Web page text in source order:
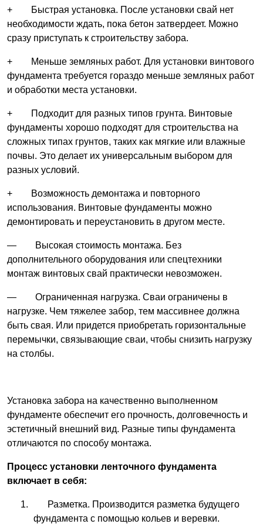
+ Быстрая установка. После установки свай нет
необходимости ждать, пока бетон затвердеет. Можно
сразу приступать к строительству забора.
+ Меньше земляных работ. Для установки винтового
фундамента требуется гораздо меньше земляных работ
и обработки места установки.
+ Подходит для разных типов грунта. Винтовые
фундаменты хорошо подходят для строительства на
сложных типах грунтов, таких как мягкие или влажные
почвы. Это делает их универсальным выбором для
разных условий.
+ Возможность демонтажа и повторного
использования. Винтовые фундаменты можно
демонтировать и переустановить в другом месте.
— Высокая стоимость монтажа. Без
дополнительного оборудования или спецтехники
монтаж винтовых свай практически невозможен.
— Ограниченная нагрузка. Сваи ограничены в
нагрузке. Чем тяжелее забор, тем массивнее должна
быть свая. Или придется приобретать горизонтальные
перемычки, связывающие сваи, чтобы снизить нагрузку
на столбы.
Установка забора на качественно выполненном
фундаменте обеспечит его прочность, долговечность и
эстетичный внешний вид. Разные типы фундамента
отличаются по способу монтажа.
Процесс установки ленточного фундамента
включает в себя:
Разметка. Производится разметка будущего
фундамента с помощью кольев и веревки.